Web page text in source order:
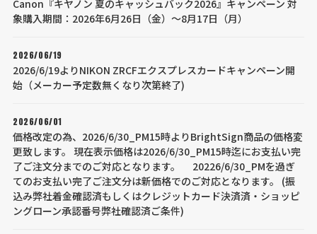
Canon『キヤノン 夏のキャッシュバック2026』キャンペーン 対
象購入期間：2026年6月26日（金）～8月17日（月）
2026/06/19
2026/6/19よりNIKON ZRCFエクスプレスカードキャンペーン開
始（メーカー予定数無くなり次第終了)
2026/06/01
価格改定の為、2026/6/30_PM15時よりBrightSign商品の価格変
更致します。 現在表示価格は2026/6/30_PM15時迄にお支払い完
了ご注文分までのご対応となります。 20226/6/30_PMを過ぎ
てのお支払い完了ご注文分は新価格でのご対応となります。 (振
込み弊社着金確認済もしくはクレジットカード決済済・ショッピ
ングローン承認番号弊社確認済ご条件)